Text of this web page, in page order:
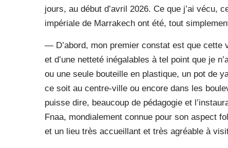
jours, au début d’avril 2026. Ce que j’ai vécu,
impériale de Marrakech ont été, tout
— D’abord, mon premier constat est que cette
et d’une netteté inégalables à tel point que je
ou une seule bouteille en plastique, un pot de
ce soit au centre-ville ou encore dans les
puisse dire, beaucoup de pédagogie et
Fnaa, mondialement connue pour son aspect
et un lieu très accueillant et très agréable à